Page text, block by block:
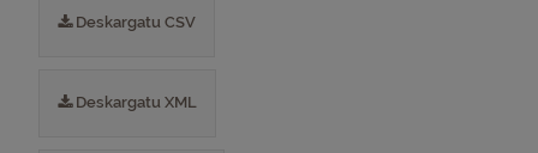
Deskargatu CSV
Deskargatu XML